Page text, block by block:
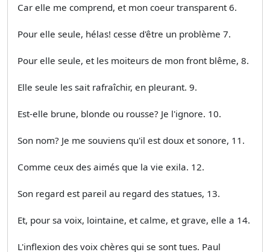
Car elle me comprend, et mon coeur transparent 6.
Pour elle seule, hélas! cesse d'être un problème 7.
Pour elle seule, et les moiteurs de mon front blême, 8.
Elle seule les sait rafraîchir, en pleurant. 9.
Est-elle brune, blonde ou rousse? Je l'ignore. 10.
Son nom? Je me souviens qu'il est doux et sonore, 11.
Comme ceux des aimés que la vie exila. 12.
Son regard est pareil au regard des statues, 13.
Et, pour sa voix, lointaine, et calme, et grave, elle a 14.
L'inflexion des voix chères qui se sont tues. Paul